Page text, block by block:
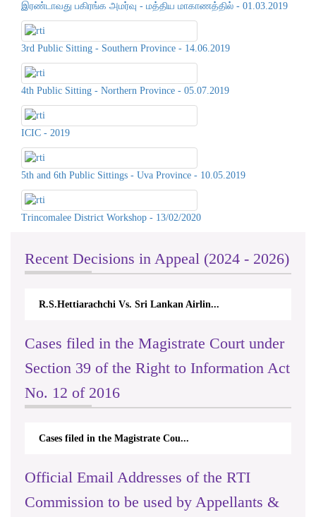
இரண்டாவது பகிரங்க அமர்வு - மத்திய மாகாணத்தில் - 01.03.2019
3rd Public Sitting - Southern Province - 14.06.2019
4th Public Sitting - Northern Province - 05.07.2019
ICIC - 2019
5th and 6th Public Sittings - Uva Province - 10.05.2019
Trincomalee District Workshop - 13/02/2020
Recent Decisions in Appeal (2024 - 2026)
R.S.Hettiarachchi Vs. Sri Lankan Airlin...
Cases filed in the Magistrate Court under
Section 39 of the Right to Information Act
No. 12 of 2016
Cases filed in the Magistrate Cou...
Official Email Addresses of the RTI
Commission to be used by Appellants &